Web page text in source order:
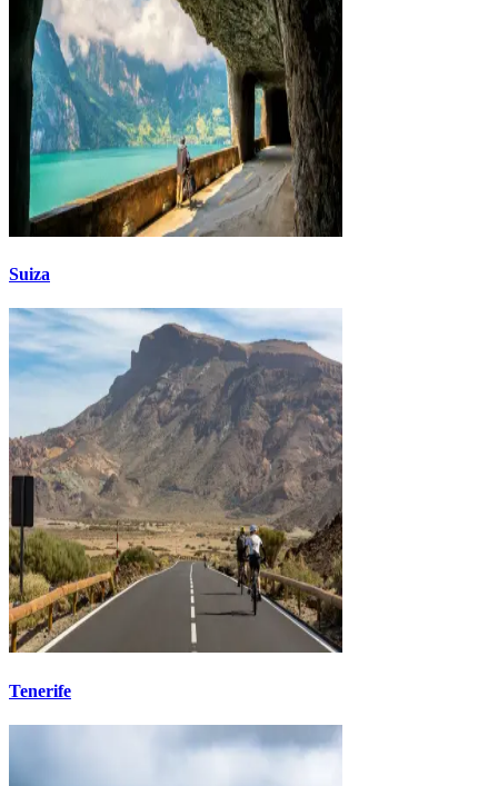
Suiza
Tenerife